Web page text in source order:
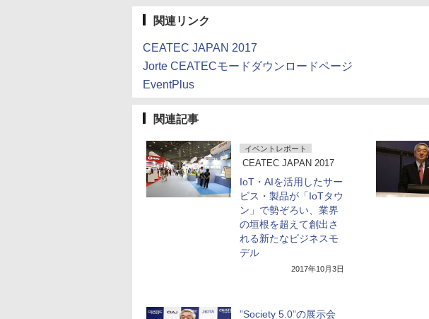
関連リンク
CEATEC JAPAN 2017
Jorte CEATECモードダウンロードページ
EventPlus
関連記事
イベントレポート
CEATEC JAPAN 2017
IoT・AIを活用したサー
ビス・製品が「IoTタウ
ン」で勢ぞろい、業界
の垣根を超えて創出さ
れる新たなビジネスモ
デル
2017年10月3日
”Society 5.0”の展示会